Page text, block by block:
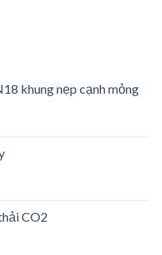
khung nẹp cạnh mỏng
CO2